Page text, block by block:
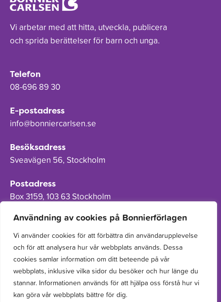
Användning av cookies på Bonnierförlagen
Vi använder cookies för att förbättra din användarupplevelse
och för att analysera hur vår webbplats används. Dessa
cookies samlar information om ditt beteende på vår
webbplats, inklusive vilka sidor du besöker och hur länge du
stannar. Informationen används för att hjälpa oss förstå hur vi
kan göra vår webbplats bättre för dig.
Vi arbetar med att hitta, utveckla, publicera
och sprida berättelser för barn och unga.
Telefon
08-696 89 30
E-postadress
info@bonniercarlsen.se
Besöksadress
Sveavägen 56, Stockholm
Postadress
Box 3159, 103 63 Stockholm
Om Bonnierförlagen
Cookies
Integritetspolicy